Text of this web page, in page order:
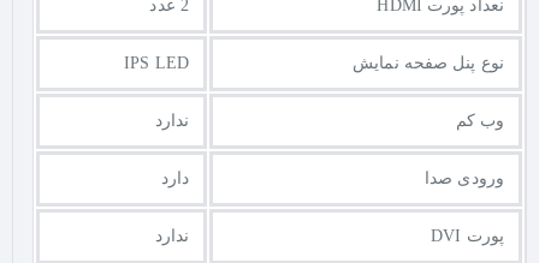
نعداد پورت HDMI 2 عدد
نوع پنل صفحه نمایش IPS LED
وب کم ندارد
ورودی صدا دارد
پورت DVI ندارد